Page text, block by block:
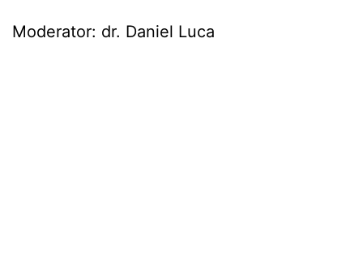
Moderator: dr. Daniel Luca